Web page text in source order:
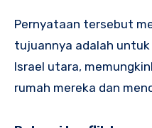
Pernyataan tersebut
tujuannya adalah
Israel utara,
rumah mereka dan